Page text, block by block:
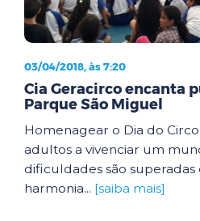
03/04/2018, às 7:20
Cia Geracirco encanta
Parque São Miguel
Homenagear o Dia do
adultos a vivenciar um
dificuldades são superadas
harmonia... [saiba mais]